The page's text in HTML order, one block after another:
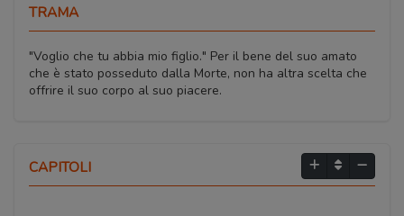
TRAMA
"Voglio che tu abbia mio figlio." Per il bene del suo amato
che è stato posseduto dalla Morte, non ha altra scelta che
offrire il suo corpo al suo piacere.
CAPITOLI